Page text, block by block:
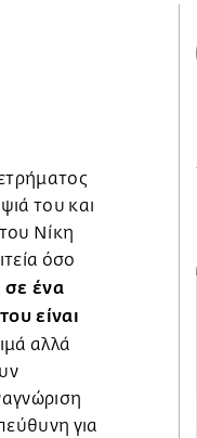
του και
Νίκη
όσο
σε ένα
είναι
αλλά
για